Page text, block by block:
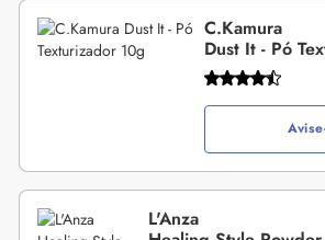
C.Kamura
Dust It - Pó
L'Anza